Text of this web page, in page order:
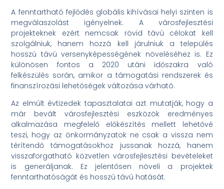
A fenntartható fejlődés globális kihívásai helyi szinten is
megválaszolást igényelnek. A városfejlesztési
projekteknek ezért nemcsak rövid távú célokat kell
szolgálniuk, hanem hozzá kell járulniuk a település
hosszú távú versenyképességének növeléséhez is. Ez
különösen fontos a 2020 utáni időszakra való
felkészülés során, amikor a támogatási rendszerek és
finanszírozási lehetőségek változása várható.
Az elmúlt évtizedek tapasztalatai azt mutatják, hogy a
már bevált városfejlesztési eszközök eredményes
alkalmazása megfelelő előkészítés mellett lehetővé
teszi, hogy az önkormányzatok ne csak a vissza nem
térítendő támogatásokhoz jussanak hozzá, hanem
visszaforgatható közvetlen városfejlesztési bevételeket
is generáljanak. Ez jelentősen növeli a projektek
fenntarthatóságát és hosszú távú hatását.